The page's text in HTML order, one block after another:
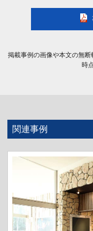
掲載事例の画像や本文の無
時
関連事例